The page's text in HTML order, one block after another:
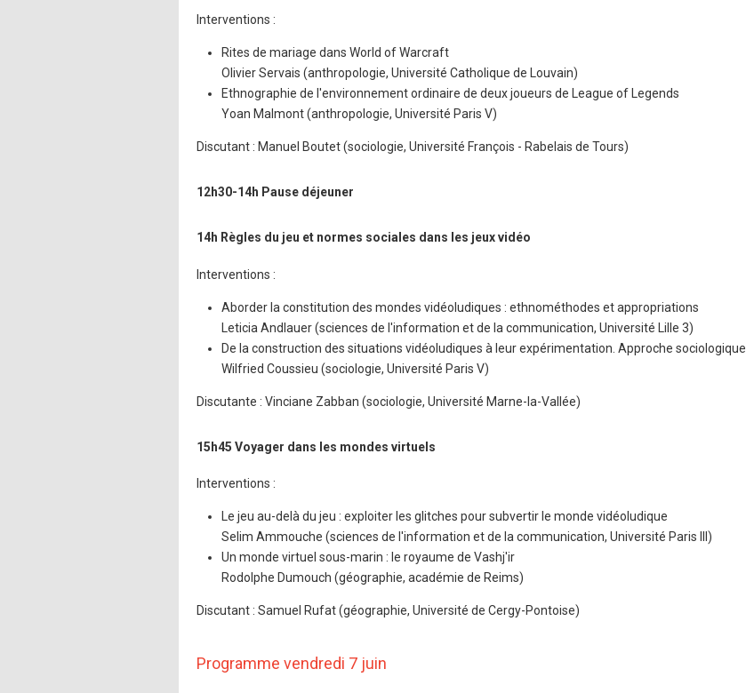
Interventions :
Rites de mariage dans World of Warcraft
Olivier Servais (anthropologie, Université Catholique de Louvain)
Ethnographie de l'environnement ordinaire de deux joueurs de League of Legends
Yoan Malmont (anthropologie, Université Paris V)
Discutant : Manuel Boutet (sociologie, Université François - Rabelais de Tours)
12h30-14h Pause déjeuner
14h Règles du jeu et normes sociales dans les jeux vidéo
Interventions :
Aborder la constitution des mondes vidéoludiques : ethnométhodes et appropriations
Leticia Andlauer (sciences de l'information et de la communication, Université Lille 3)
De la construction des situations vidéoludiques à leur expérimentation. Approche sociologique.
Wilfried Coussieu (sociologie, Université Paris V)
Discutante : Vinciane Zabban (sociologie, Université Marne-la-Vallée)
15h45 Voyager dans les mondes virtuels
Interventions :
Le jeu au-delà du jeu : exploiter les glitches pour subvertir le monde vidéoludique
Selim Ammouche (sciences de l'information et de la communication, Université Paris III)
Un monde virtuel sous-marin : le royaume de Vashj'ir
Rodolphe Dumouch (géographie, académie de Reims)
Discutant : Samuel Rufat (géographie, Université de Cergy-Pontoise)
Programme vendredi 7 juin